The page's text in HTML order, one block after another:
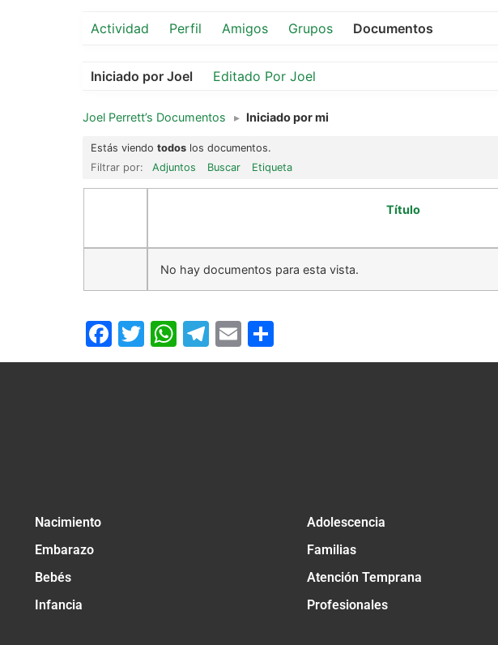
Actividad Perfil Amigos Grupos Documentos
Iniciado por Joel Editado Por Joel
Joel Perrett’s Documentos ▸ Iniciado por mi
Estás viendo todos los documentos.
Filtrar por:
Adjuntos Buscar Etiqueta
Título
No hay documentos para esta vista.
Facebook
Twitter
WhatsApp
Telegram
Email
Nacimiento
Embarazo
Bebés
Infancia
Adolescencia
Familias
Atención Temprana
Profesionales